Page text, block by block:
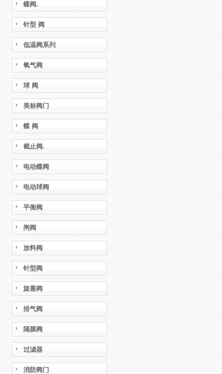
蝶阀.
针型 阀
低温阀系列
氧气阀
球 阀
美标阀门
蝶 阀
截止阀.
电动蝶阀
电动球阀
平衡阀
闸阀
放料阀
针型阀
旋塞阀
排气阀
隔膜阀
过滤器
消防阀门